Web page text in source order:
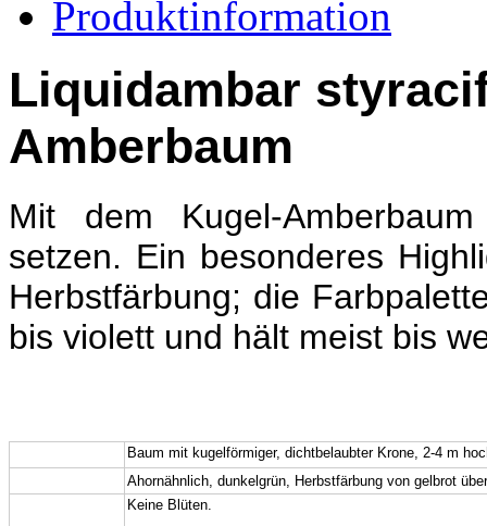
Produktinformation
Liquidambar
Amberbaum
Mit dem Kugel-
setzen. Ein besonderes
Herbstfärbung; die
bis violett und hält meist bis
Baum mit kugel förmiger, dichtbelaubter Krone , 2-4 m
Ahornähnlich, dunkelgrün, Herbstfärbung von gelbrot
Keine Blüten.